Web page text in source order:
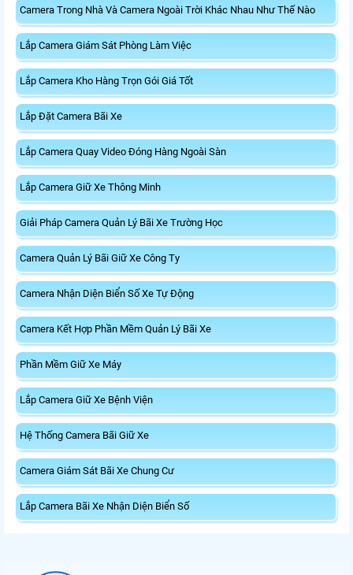
Camera Trong Nhà Và Camera Ngoài Trời Khác Nhau Như Thế Nào
Lắp Camera Giám Sát Phòng Làm Việc
Lắp Camera Kho Hàng Trọn Gói Giá Tốt
Lắp Đặt Camera Bãi Xe
Lắp Camera Quay Video Đóng Hàng Ngoài Sàn
Lắp Camera Giữ Xe Thông Minh
Giải Pháp Camera Quản Lý Bãi Xe Trường Học
Camera Quản Lý Bãi Giữ Xe Công Ty
Camera Nhận Diện Biển Số Xe Tự Động
Camera Kết Hợp Phần Mềm Quản Lý Bãi Xe
Phần Mềm Giữ Xe Máy
Lắp Camera Giữ Xe Bệnh Viện
Hệ Thống Camera Bãi Giữ Xe
Camera Giám Sát Bãi Xe Chung Cư
Lắp Camera Bãi Xe Nhận Diện Biển Số